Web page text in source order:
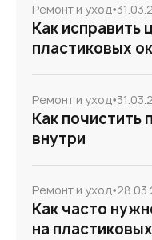
Ремонт и уход
Как исправить
пластиковых
Ремонт и уход
Как почистить
внутри
Ремонт и уход
Как часто
на